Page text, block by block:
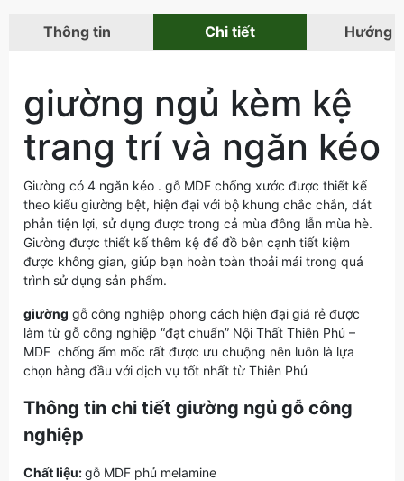
Thông tin Chi tiết Hướng
giường ngủ kèm kệ
trang trí và ngăn kéo
Giường có 4 ngăn kéo . gỗ MDF chống xước được thiết kế
theo kiểu giường bệt, hiện đại với bộ khung chắc chắn, dát
phản tiện lợi, sử dụng được trong cả mùa đông lẫn mùa hè.
Giường được thiết kế thêm kệ để đồ bên cạnh tiết kiệm
được không gian, giúp bạn hoàn toàn thoải mái trong quá
trình sử dụng sản phẩm.
giường gỗ công nghiệp phong cách hiện đại giá rẻ được
làm từ gỗ công nghiệp “đạt chuẩn” Nội Thất Thiên Phú –
MDF chống ẩm mốc rất được ưu chuộng nên luôn là lựa
chọn hàng đầu với dịch vụ tốt nhất từ Thiên Phú
Thông tin chi tiết giường ngủ gỗ công
nghiệp
Chất liệu:gỗ MDF phủ melamine